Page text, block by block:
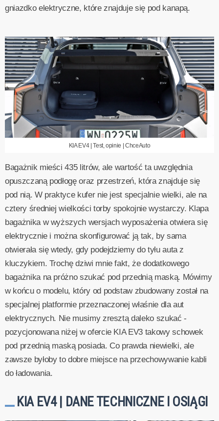
gniazdko elektryczne, które znajduje się pod kanapą.
KIA EV4 | Test, opinie | ChceAuto
Bagażnik mieści 435 litrów, ale wartość ta uwzględnia
opuszczaną podłogę oraz przestrzeń, która znajduje się
pod nią. W praktyce kufer nie jest specjalnie wielki, ale na
cztery średniej wielkości torby spokojnie wystarczy. Klapa
bagażnika w wyższych wersjach wyposażenia otwiera się
elektrycznie i można skonfigurować ją tak, by sama
otwierała się wtedy, gdy podejdziemy do tyłu auta z
kluczykiem. Trochę dziwi mnie fakt, że dodatkowego
bagażnika na próżno szukać pod przednią maską. Mówimy
w końcu o modelu, który od podstaw zbudowany został na
specjalnej platformie przeznaczonej właśnie dla aut
elektrycznych. Nie musimy zresztą daleko szukać -
pozycjonowana niżej w ofercie KIA EV3 takowy schowek
pod przednią maską posiada. Co prawda niewielki, ale
zawsze byłoby to dobre miejsce na przechowywanie kabli
do ładowania.
KIA EV4 | DANE TECHNICZNE I OSIĄGI